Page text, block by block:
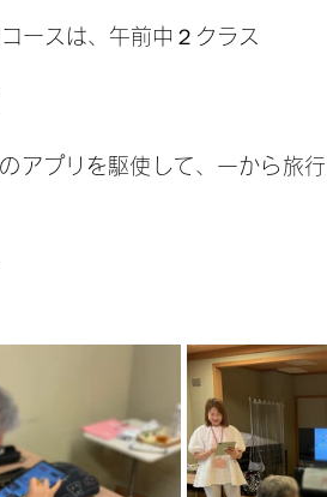
ースは、午前中２クラス
アプリを駆使して、一から旅